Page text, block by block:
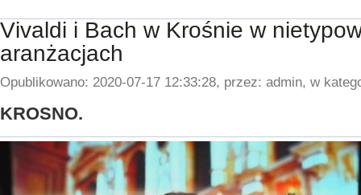
Vivaldi i Bach w Krośnie w
aranżacjach
Opublikowano: 2020-07-17 12:33:28, przez: admin, w
KROSNO.